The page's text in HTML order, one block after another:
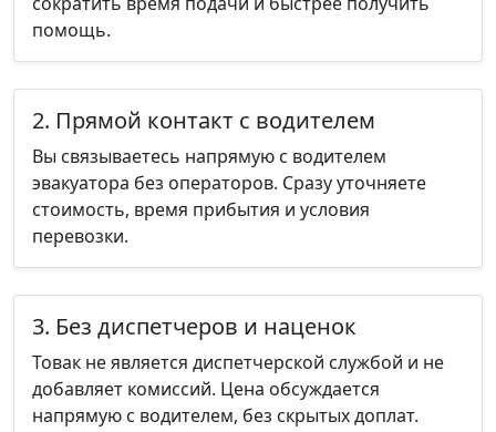
помощь.
2. Прямой контакт с водителем
Вы связываетесь напрямую с водителем
эвакуатора без операторов. Сразу уточняете
стоимость, время прибытия и условия
перевозки.
3. Без диспетчеров и наценок
Товак не является диспетчерской службой и не
добавляет комиссий. Цена обсуждается
напрямую с водителем, без скрытых доплат.